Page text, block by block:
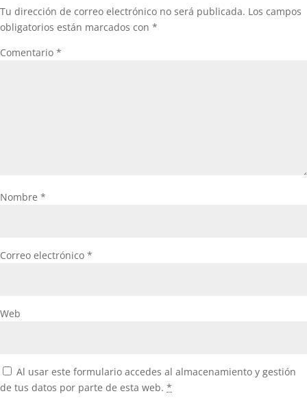
Tu dirección de correo electrónico no será publicada. Los campos
obligatorios están marcados con *
Comentario *
Nombre *
Correo electrónico *
Web
Al usar este formulario accedes al almacenamiento y gestión
de tus datos por parte de esta web. *